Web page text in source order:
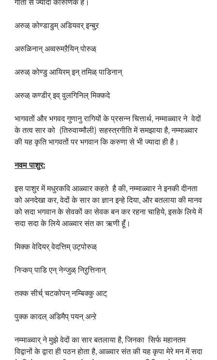
गीता से ज्यादा कारुणिक है।
अरुळ् कोण्डाडुम् अडियवर् इन्बुऱ
अरुळिनान् अव्वरुमऱैयिन् पोरुळ्
अरुळ् कोण्डु आयिरम् इन् तमिळ् पाडिनान्
अरुळ् कण्डीर् इव् वुलगिनिल् मिक्कदे
भागवतों और भगवद गुणानु रागियों के प्रसन्न चित्तार्थ, नम्माळ्वार ने वेदों
के तत्व सार को (तिरुवाय्मौली) सहस्त्रगीति में समझाया है, नम्माळ्वार
की यह कृति भागवतों पर भगवान कि करुणा से भी ज्यादा ही है।
नवम पाशुर:
इस पाशुर में मधुरकवि आळ्वार कहते है की, नम्माळ्वार ने इनकी दीनता
को अनदेखा कर, वेदों के सार का ज्ञान इन्हे दिया, और बतलाया की मानव
को सदा भगवान के सेवकों का सेवक बन कर रहना चाहिये, इसके लिये में
सदा सदा के लिये आळ्वार संत का ऋणी हूँ।
मिक्क वेदियर् वेदत्तिम् उट्पोरुळ्
निऱ्कप् पाडि एन् नेन्जुळ् निऱुत्तिनान्
तक्क सीर्च् चटकोपन् नम्बिक्कु आट्
पुक्क कादल् अडिमैप् पयन् अन्ऱे
नम्माळ्वार् ने मुझे वेदों का सार बतलाया है, जिनका सिर्फ महानतम
विद्वानों के द्वारा ही पठन होता है, आळ्वार संत की यह कृपा मेरे मन में सदा